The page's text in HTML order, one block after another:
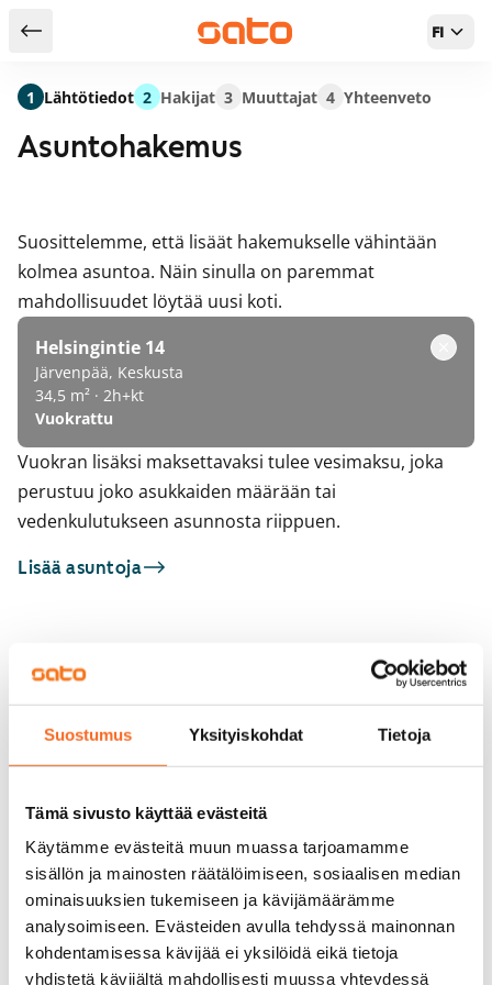
Suostumus Yksityiskohdat Tietoja
Tämä sivusto käyttää evästeitä
Käytämme evästeitä muun muassa tarjoamamme
sisällön ja mainosten räätälöimiseen, sosiaalisen median
ominaisuuksien tukemiseen ja kävijämäärämme
analysoimiseen. Evästeiden avulla tehdyssä mainonnan
kohdentamisessa kävijää ei yksilöidä eikä tietoja
yhdistetä kävijältä mahdollisesti muussa yhteydessä
Takaisin hakutuloksiin FI
Asuntohakemus
Suosittelemme, että lisäät hakemukselle vähintään
kolmea asuntoa. Näin sinulla on paremmat
mahdollisuudet löytää uusi koti.
Helsingintie 14
Järvenpää, Keskusta
34,5 m² · 2h+kt
Vuokrattu
Vuokran lisäksi maksettavaksi tulee vesimaksu, joka
perustuu joko asukkaiden määrään tai
vedenkulutukseen asunnosta riippuen.
Lisää asuntoja
Sinua saattaisi kiinnostaa myös
12
Tupalantie 13
57,5 m² · 2h+k
Heti vapaa
769 €
Tupalantie 13
Vapautumassa 1.9.
1 Lähtötiedot 2 Hakijat 3 Muuttajat 4 Yhteenveto